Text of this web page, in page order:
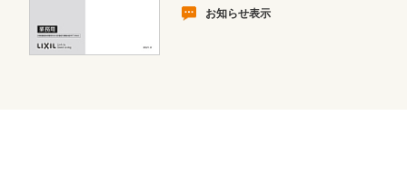
お知らせ表示